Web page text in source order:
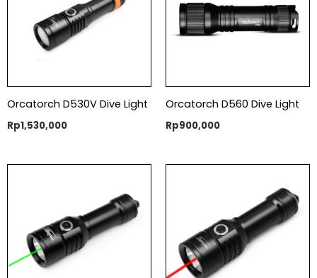
Orcatorch D530V Dive Light
Rp1,530,000
Orcatorch D560 Dive Light
Rp900,000